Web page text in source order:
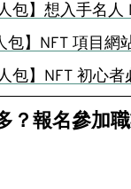
包】想入手名
包】NFT 項目網
包】NFT 初心
？報名參加